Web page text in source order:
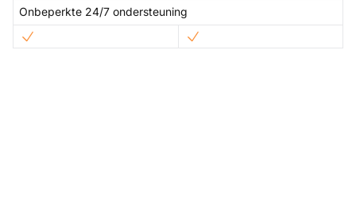
Onbeperkte 24/7 ondersteuning